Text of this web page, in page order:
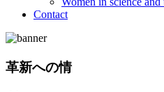
Contact
革新への情